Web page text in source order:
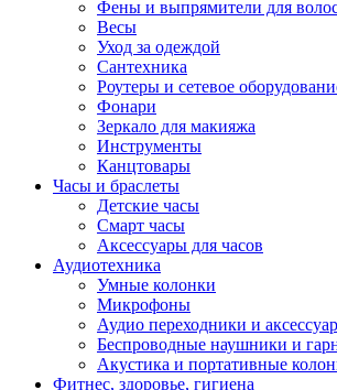
Фены и выпрямители для
Весы
Уход за одеждой
Сантехника
Роутеры и сетевое
Фонари
Зеркало для макияжа
Инструменты
Канцтовары
Часы и браслеты
Детские часы
Смарт часы
Аксессуары для часов
Аудиотехника
Умные колонки
Микрофоны
Аудио переходники и
Беспроводные наушники и
Акустика и портативные
Фитнес, здоровье, гигиена